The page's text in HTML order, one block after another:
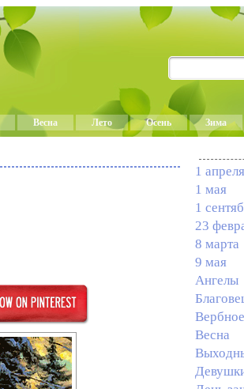
Весна Лето Осень Зима
1 апреля
1 мая
1
23
8 марта
9 мая
Ангелы
Весна